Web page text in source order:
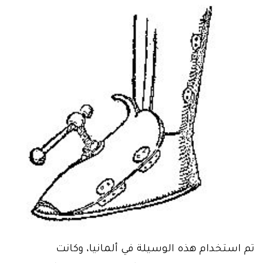
تم استخدام هذه الوسيلة في ألمانيا، وكانت